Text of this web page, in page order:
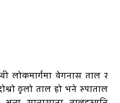
लोकमार्गमा वेगनास ताल र
ठुलो ताल हो भने रुपाताल